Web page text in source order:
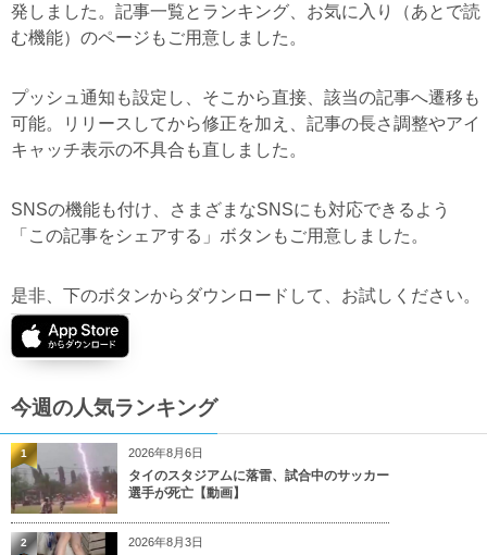
発しました。記事一覧とランキング、お気に入り（あとで読
む機能）のページもご用意しました。
プッシュ通知も設定し、そこから直接、該当の記事へ遷移も
可能。リリースしてから修正を加え、記事の長さ調整やアイ
キャッチ表示の不具合も直しました。
SNSの機能も付け、さまざまなSNSにも対応できるよう
「この記事をシェアする」ボタンもご用意しました。
是非、下のボタンからダウンロードして、お試しください。
今週の人気ランキング
2026年8月6日
タイのスタジアムに落雷、試合中のサッカー
選手が死亡【動画】
1
2026年8月3日
2